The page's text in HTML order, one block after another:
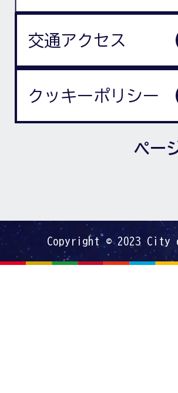
交通アクセス
クッキーポリシー
ペー
Copyright © 2023